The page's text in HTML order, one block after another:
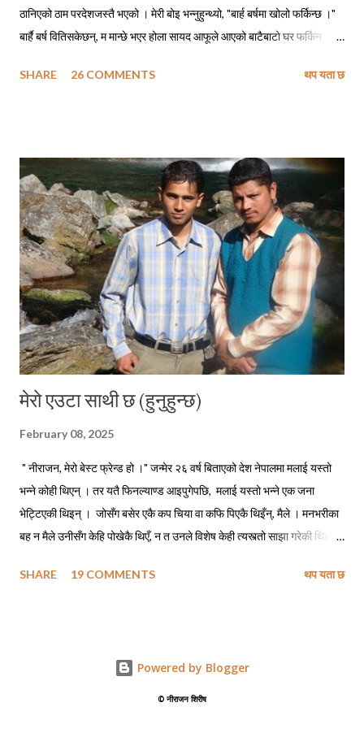
ठानिएको ठाम परदेशजस्तै भएको । मेरी बोइ भन्नुहुन्थ्यो, "बार्ह बर्षमा खोलो फर्किन्छ ।"
बार्है बर्ष वितिसकेछन्, म मान्छे भएर होला सायद आफूले आएको बाटैबाटो घर फर्किन
फोन गरेर म सोध्दो हुँ, - बोइ बार्ह वर्षमा खोलो कसरी फर्किन्छ ? सिकाइमाग्दो हुँ फर्किने
पक्की घरको दैलोभित्र । दिनहरू यस्ता पनि थिए, जहिले म कविताहरू लेख्ने गर्थेँ
। मेरा कविताहरूमा देश छाड्नेहरूलाई स्वदेशमैं बस्नु भनेर आव्हान हुने गर्थे । अहिले म
तीनै कविताहरूका पात्र बनेर आफैले बाँच्नु परेको परिस्थितीलाई पचाउने प्रयत्न गर्दै...
SHARE 26 COMMENTS थप यता छ
मेरो एउटा साथी छ (हुनुहुन्छ)
February 08, 2025
" नीराजन, मेरो बेस्ट फ्रेन्ड हो ।" जन्मेर २६ वर्ष बिताएको देश नेपालमा मलाई यस्तो
भन्ने कोही थिएन् । तर यतै फिनल्याण्ड आइपुगेपछि, मलाई यस्तो भन्ने एक जना
भेट्टिएकी थिइन् । जोसँग बसेर एकै कप चिया वा कफि पिएकै थिइँन्, मैले । मनभरीका
बह न मैले उनीसँग केहि पोखेकै थिएँ, न त उनले विशेष केही त्यस्त्तो साझा गरेकी थिइन्
रहिन्छिन् कि निराजन उनको बेस्ट फ्रेन्ड हो । यो पढ्दै गर्दा यहाँलाई लाग्ला, कि
थिइन्, मेरो कुनै त्यस्तो विशेष मित्र । बस्, हाम्रो सामान्य चिनजान मात्र थियो । केहि
मानिसहरू हुँदारहेछन्, जो सामान्य चिनजानलाई मित्रताको नाम दिदाँरहिछन्, उनले
SHARE 19 COMMENTS थप यता छ
Powered by Blogger
©️ नीराजन शिरीष